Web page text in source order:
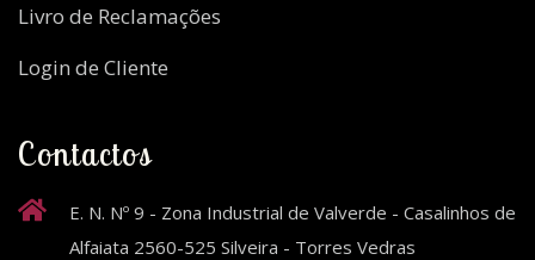
Livro de Reclamações
Login de Cliente
Contactos
E. N. Nº 9 - Zona Industrial de Valverde - Casalinhos de
Alfaiata 2560-525 Silveira - Torres Vedras